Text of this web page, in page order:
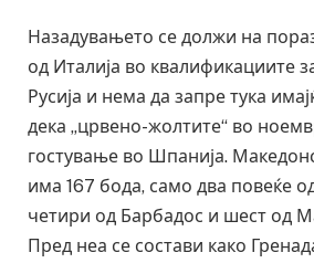
Назадувањето се должи на
од Италија во квалификациите
Русија и нема да запре тука
дека „црвено-жолтите“ во
гостување во Шпанија.
има 167 бода, само два повеќе
четири од Барбадос и шест од
Пред неа се состави како